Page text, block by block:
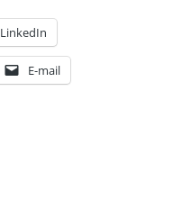
LinkedIn
E-mail